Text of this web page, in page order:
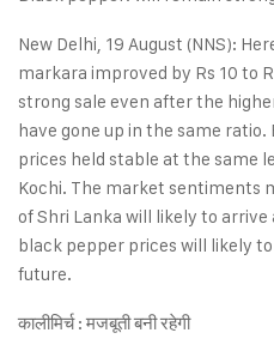
New Delhi, 19 August (NNS):
markara improved by Rs 10 to
strong sale even after the
have gone up in the same
prices held stable at the same
Kochi. The market sentiments
of Shri Lanka will likely to
black pepper prices will likely
future.
कालीमिर्च : मजबूती बनी रहेगी